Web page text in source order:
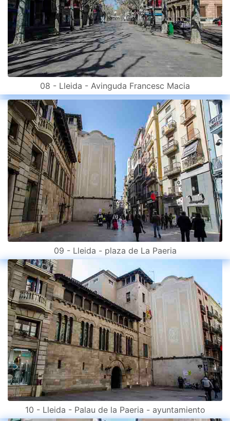
08 - Lleida - Avinguda Francesc Macia
09 - Lleida - plaza de La Paeria
10 - Lleida - Palau de la Paeria - ayuntamiento